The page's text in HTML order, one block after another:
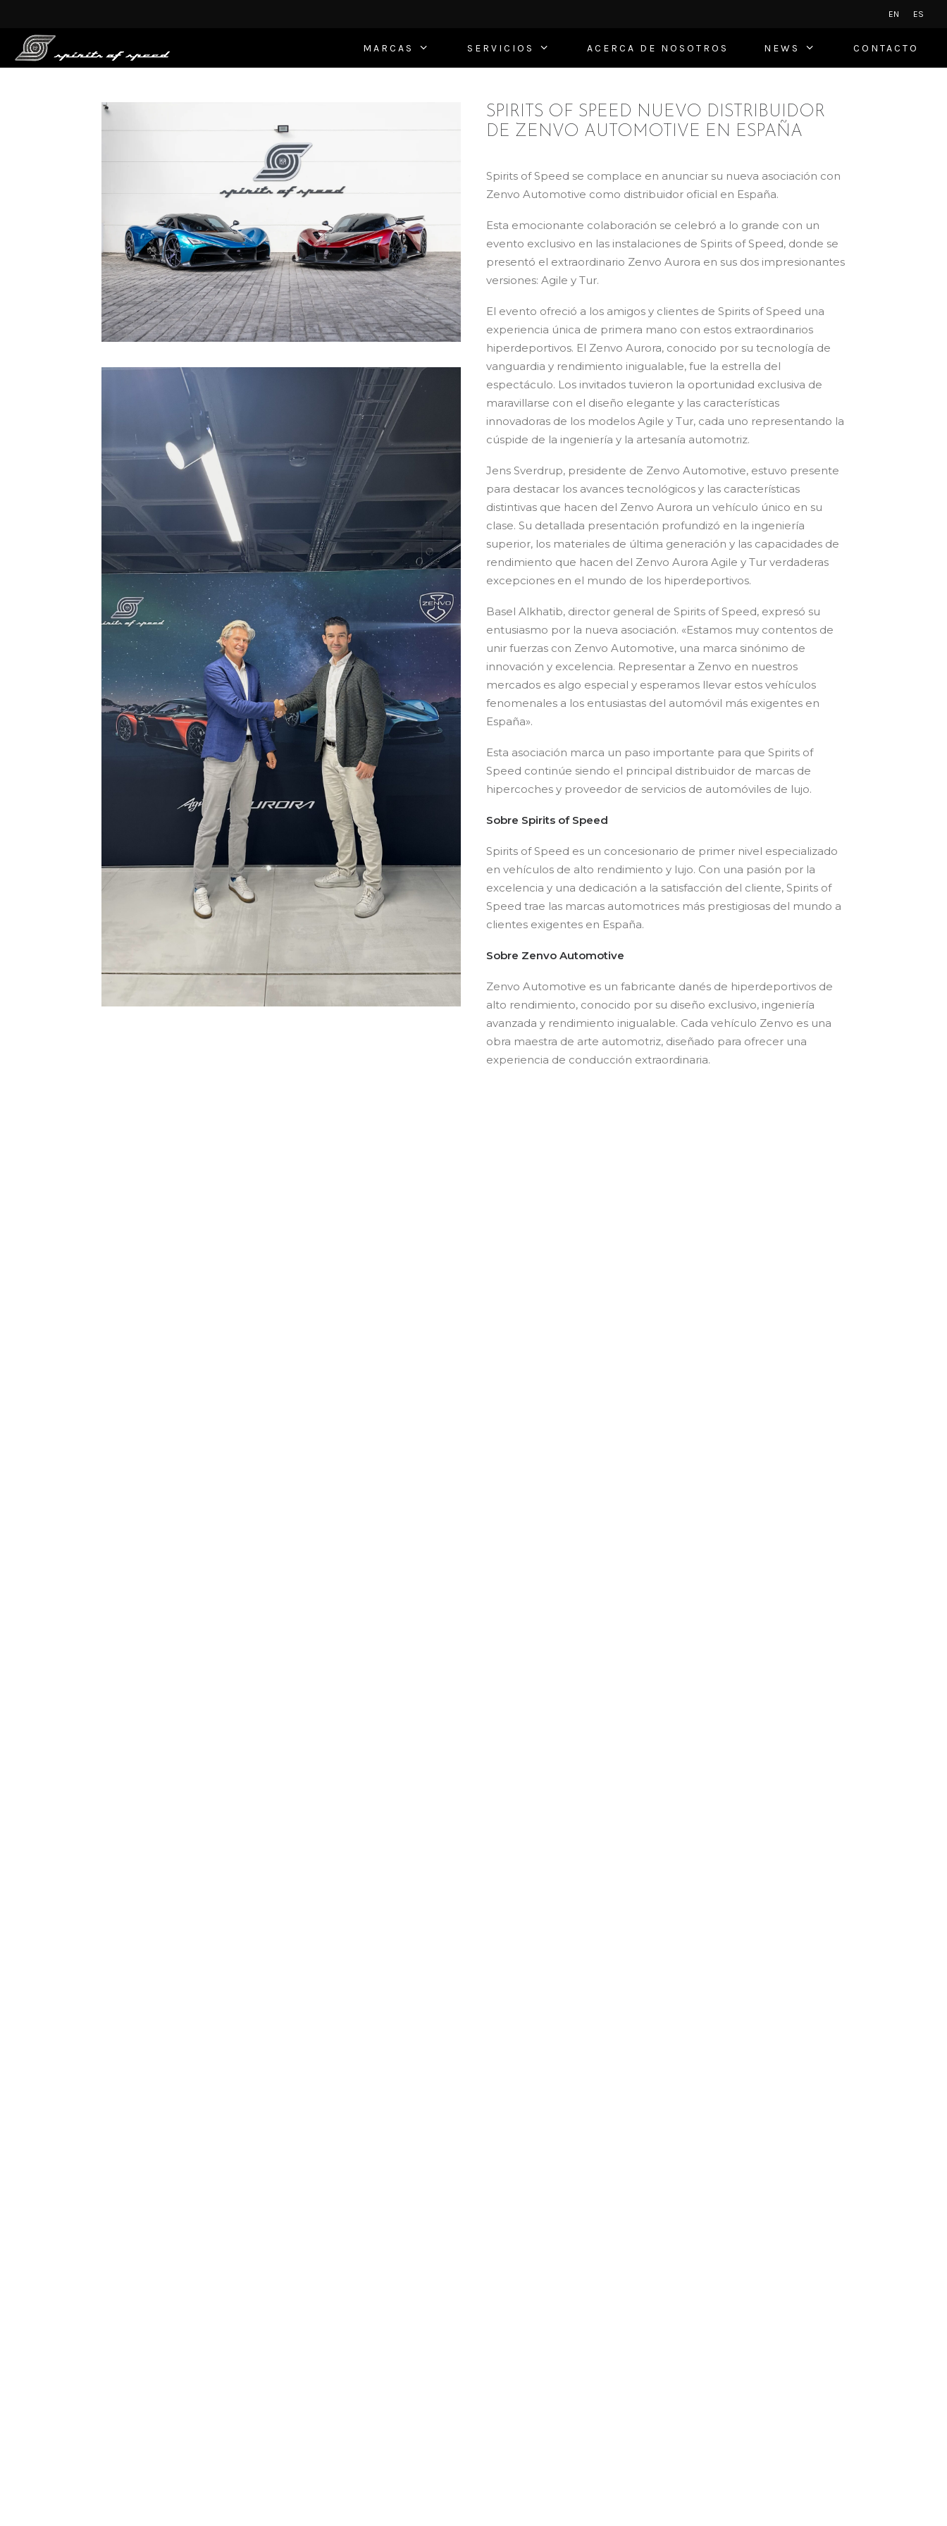
EN ES
MARCAS SERVICIOS ACERCA DE NOSOTROS NEWS CONTACTO
SPIRITS OF SPEED NUEVO DISTRIBUIDOR
DE ZENVO AUTOMOTIVE EN ESPAÑA
Spirits of Speed se complace en anunciar su nueva asociación con
Zenvo Automotive como distribuidor oficial en España.
Esta emocionante colaboración se celebró a lo grande con un
evento exclusivo en las instalaciones de Spirits of Speed, donde se
presentó el extraordinario Zenvo Aurora en sus dos impresionantes
versiones: Agile y Tur.
El evento ofreció a los amigos y clientes de Spirits of Speed una
experiencia única de primera mano con estos extraordinarios
hiperdeportivos. El Zenvo Aurora, conocido por su tecnología de
vanguardia y rendimiento inigualable, fue la estrella del
espectáculo. Los invitados tuvieron la oportunidad exclusiva de
maravillarse con el diseño elegante y las características
innovadoras de los modelos Agile y Tur, cada uno representando la
cúspide de la ingeniería y la artesanía automotriz.
Jens Sverdrup, presidente de Zenvo Automotive, estuvo presente
para destacar los avances tecnológicos y las características
distintivas que hacen del Zenvo Aurora un vehículo único en su
clase. Su detallada presentación profundizó en la ingeniería
superior, los materiales de última generación y las capacidades de
rendimiento que hacen del Zenvo Aurora Agile y Tur verdaderas
excepciones en el mundo de los hiperdeportivos.
Basel Alkhatib, director general de Spirits of Speed, expresó su
entusiasmo por la nueva asociación. «Estamos muy contentos de
unir fuerzas con Zenvo Automotive, una marca sinónimo de
innovación y excelencia. Representar a Zenvo en nuestros
mercados es algo especial y esperamos llevar estos vehículos
fenomenales a los entusiastas del automóvil más exigentes en
España».
Esta asociación marca un paso importante para que Spirits of
Speed ​​continúe siendo el principal distribuidor de marcas de
hipercoches y proveedor de servicios de automóviles de lujo.
Sobre Spirits of Speed
Spirits of Speed es un concesionario de primer nivel especializado
en vehículos de alto rendimiento y lujo. Con una pasión por la
excelencia y una dedicación a la satisfacción del cliente, Spirits of
Speed trae las marcas automotrices más prestigiosas del mundo a
clientes exigentes en España.
Sobre Zenvo Automotive
Zenvo Automotive es un fabricante danés de hiperdeportivos de
alto rendimiento, conocido por su diseño exclusivo, ingeniería
avanzada y rendimiento inigualable. Cada vehículo Zenvo es una
obra maestra de arte automotriz, diseñado para ofrecer una
experiencia de conducción extraordinaria.